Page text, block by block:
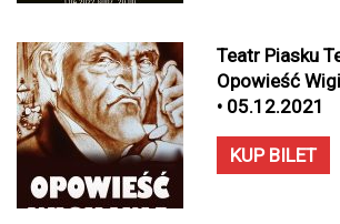
Teatr Piasku
Opowieść
• 05.12.2021
KUP BILET